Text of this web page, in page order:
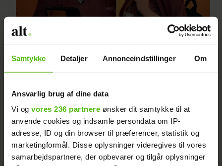
Samtykke Detaljer Annonceindstillinger Om
Ansvarlig brug af dine data
Vi og vores 236 partnere ønsker dit samtykke til at
anvende cookies og indsamle persondata om IP-
adresse, ID og din browser til præferencer, statistik og
marketingformål. Disse oplysninger videregives til vores
samarbejdspartnere, der opbevarer og tilgår oplysninger
Tessa springer ud som